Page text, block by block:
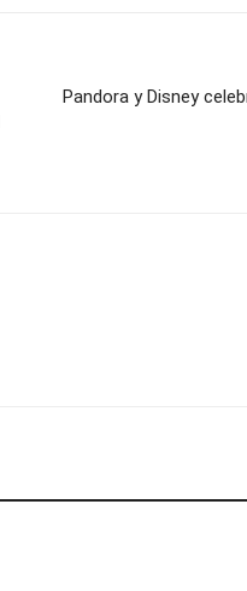
Pandora y Disney